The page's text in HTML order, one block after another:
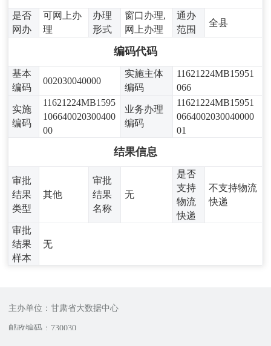
是否
网办
可网上办
理
办理
形式
窗口办理,
网上办理
通办
范围
全县
编码代码
基本
编码
002030040000
实施主体
编码
11621224MB15951
066
实施
编码
11621224MB1595
106640020300400
00
业务办理
编码
11621224MB15951
0664002030040000
01
结果信息
审批
结果
类型
其他
审批
结果
名称
无
是否
支持
物流
快递
不支持物流
快递
审批
结果
样本
无
主办单位：甘肃省大数据中心
邮政编码：730030